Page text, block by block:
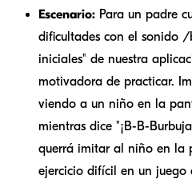
Escenario: Para un padre
dificultades con el sonido
iniciales" de nuestra
motivadora de practicar.
viendo a un niño en la
mientras dice "¡B-B-
querrá imitar al niño en la
ejercicio difícil en un juego